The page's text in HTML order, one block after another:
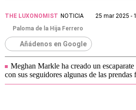
THE LUXONOMIST NOTICIA
25 mar 2025 -
Paloma de la Hija Ferrero
Añádenos en Google
Meghan Markle ha creado un
con sus seguidores algunas de las